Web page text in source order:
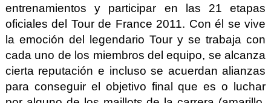
entrenamientos y participar en las 21 etapas
oficiales del Tour de France 2011. Con él se vive
la emoción del legendario Tour y se trabaja con
cada uno de los miembros del equipo, se alcanza
cierta reputación e incluso se acuerdan alianzas
para conseguir el objetivo final que es o luchar